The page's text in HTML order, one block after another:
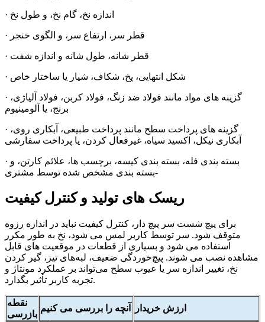
· اندازه نخ، گام نخ، و طول نخ
· قطر سر، ارتفاع سر، و الگوی خنجر
· قطر شانه، طول شانه و اندازه شفت
· شکل انتهایی، پخ، شکاف، شیار یا ساختار خاص
· گزینه های مواد مانند فولاد ضد زنگ، فولاد کربن، فولاد آلیاژی،
برنج، یا آلومینیوم
· گزینه های پرداخت سطح مانند پرداخت طبیعی، آبکاری روی،
آبکاری نیکل، اکسید سیاه، غیرفعال کردن، یا پرداخت سفارشی
· بسته بندی فله، بسته بندی کیسه، برچسب ها، علائم کارتن، و
بسته بندی مشخص شده توسط مشتری-
ریسک های تولید و کنترل کیفیت
برای پیچ شست سر پیچ دار، کنترل کیفیت نباید در اندازه رزوه
متوقف شود. سر توسط کاربر لمس می شود، نخ به طور مکرر
استفاده می شود و بسیاری از قطعات در موقعیت های قابل
مشاهده نصب می شوند. پیچ‌خوردگی ضعیف، لبه‌های تیز، گیر کردن
نخ، تغییر اندازه سر یا عیوب سطح می‌تواند بر عملکرد مونتاژ و
تجربه کاربر تأثیر بگذارد.
نقطه
بازرسی
آنچه را بررسی می کنیم
ارزش خریدار